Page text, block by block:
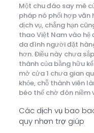
Một chu đáo say mê
pháp nó phối hợp
dịch vụ, chẳng hạn
thao Việt Nam vào hệ
da đình người đặt
hơn. Điều này chưa
thành của bằng hữu
mở cửa 1 chưa gian
khỏe, chỗ thành viên
béo thể chờ đón niềm
Các dịch vụ bao
quy nhơn trợ giúp